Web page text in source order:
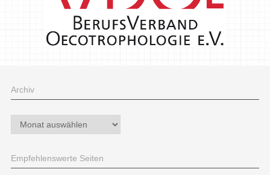
Archiv
Archiv
Empfehlenswerte Seiten